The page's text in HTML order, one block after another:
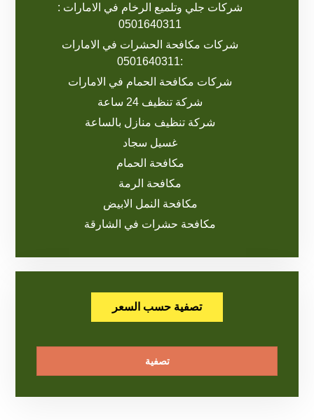
شركات جلي وتلميع الرخام في الامارات :
0501640311
شركات مكافحة الحشرات في الامارات
:0501640311
شركات مكافحة الحمام في الامارات
شركة تنظيف 24 ساعة
شركة تنظيف منازل بالساعة
غسيل سجاد
مكافحة الحمام
مكافحة الرمة
مكافحة النمل الابيض
مكافحة حشرات في الشارقة
تصفية حسب السعر
تصفية